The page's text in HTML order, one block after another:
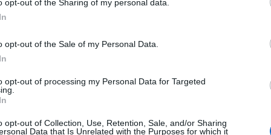
opt-out of the Sharing of my personal data.
opt-out of the Sale of my Personal Data.
opt-out of processing my Personal Data for Targeted
opt-out of Collection, Use, Retention, Sale, and/or Sharing
Data that Is Unrelated with the Purposes for which it
różnić od dotychczasowej wersji - ciągle będziecie grać w tę
korzystającymi ze Steama będzie możliwa. Nie będą
konieczne będzie utworzenia nowego konta, powiązanego z
będzie mogli grać tylko z użyciem platformy Steam.
także przez graczy Steam, jednakże w przyszłości możliwe
Rozszerzeniem treści. Więcej informacji na ten temat